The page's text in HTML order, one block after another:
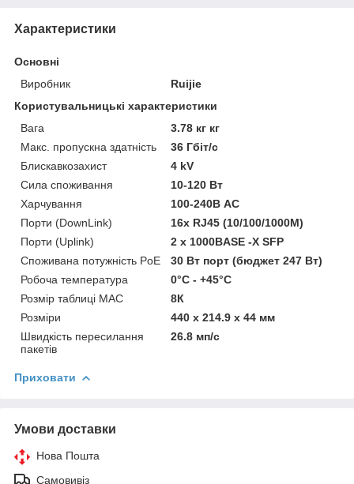
Характеристики
Основні
Виробник
Ruijie
Користувальницькі характеристики
Вага
3.78 кг кг
Макс. пропускна здатність
36 Гбіт/с
Блискавкозахист
4 kV
Сила споживання
10-120 Вт
Харчування
100-240В AC
Порти (DownLink)
16x RJ45 (10/100/1000M)
Порти (Uplink)
2 x 1000BASE -X SFP
Споживана потужність PoE
30 Вт порт (бюджет 247 Вт)
Робоча температура
0°C - +45°C
Розмір таблиці MAC
8К
Розміри
440 x 214.9 x 44 мм
Швидкість пересилання
пакетів
26.8 мп/с
Приховати
Умови доставки
Нова Пошта
Самовивіз